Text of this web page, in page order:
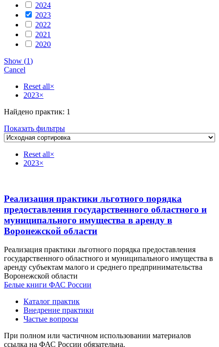
2024
2023
2022
2021
2020
Show (1)
Cancel
Reset all×
2023×
Найдено практик: 1
Показать фильтры
Reset all×
2023×
Реализация практики льготного порядка
предоставления государственного областного и
муниципального имущества в аренду в
Воронежской области
Реализация практики льготного порядка предоставления
государственного областного и муниципального имущества в
аренду субъектам малого и среднего предпринимательства
Воронежской области
Белые книги ФАС России
Каталог практик
Внедрение практики
Частые вопросы
При полном или частичном использовании материалов
ссылка на ФАС России обязательна.